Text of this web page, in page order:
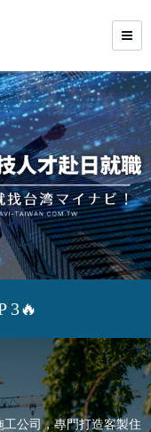
3🔥
公司，專門打造客製住